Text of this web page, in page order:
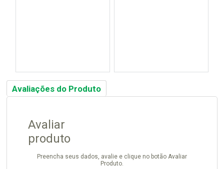
Avaliações do Produto
Avaliar
produto
Preencha seus dados, avalie e clique no botão Avaliar
Produto.